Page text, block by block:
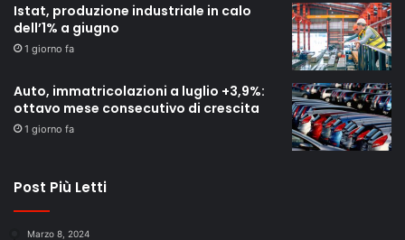
Istat, produzione industriale in calo
dell’1% a giugno
1 giorno fa
Auto, immatricolazioni a luglio +3,9%:
ottavo mese consecutivo di crescita
1 giorno fa
Post Più Letti
Marzo 8, 2024